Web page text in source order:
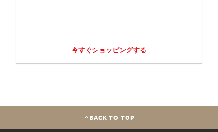
今すぐショッピングする
BACK TO TOP